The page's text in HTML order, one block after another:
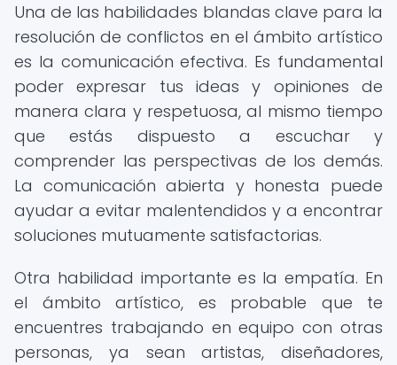
Una de las habilidades blandas clave para la
resolución de conflictos en el ámbito artístico
es la comunicación efectiva. Es fundamental
poder expresar tus ideas y opiniones de
manera clara y respetuosa, al mismo tiempo
que estás dispuesto a escuchar y
comprender las perspectivas de los demás.
La comunicación abierta y honesta puede
ayudar a evitar malentendidos y a encontrar
soluciones mutuamente satisfactorias.
Otra habilidad importante es la empatía. En
el ámbito artístico, es probable que te
encuentres trabajando en equipo con otras
personas, ya sean artistas, diseñadores,